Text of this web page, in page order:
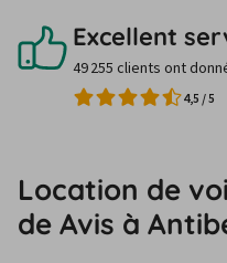
Excellent
49 255 clients ont
4,5 /5
Location de
de Avis à